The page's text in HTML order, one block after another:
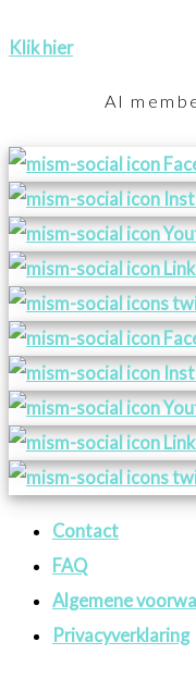
Klik hier
Al
Contact
FAQ
Algemene
Privacyverklaring